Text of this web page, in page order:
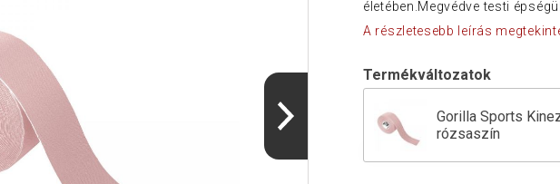
életében.Megvédve testi
A részletesebb leírás
Termékváltozatok
Gorilla Sports
rózsaszín